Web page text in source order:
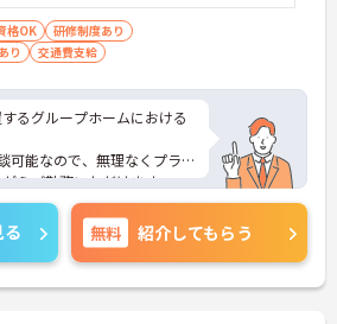
格OK
研修制度あり
り
交通費支給
るグループホームにおける
可能なので、無理なくプラ
らご勤務いただけます。マ
通勤が苦になりません。
接対策ポイントなど、さら
すのでお気軽にご相談くだ
無料 紹介してもらう